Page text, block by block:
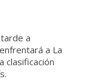
a
a La
clasificación